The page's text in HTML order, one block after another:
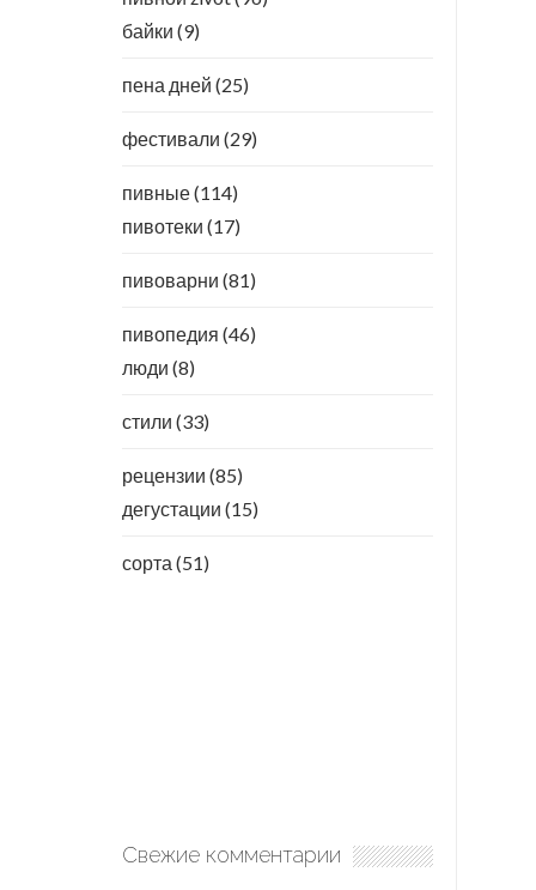
байки (9)
пена дней (25)
фестивали (29)
пивные(114)
пивотеки (17)
пивоварни (81)
пивопедия (46)
люди (8)
стили (33)
рецензии (85)
дегустации (15)
сорта (51)
Свежие комментарии